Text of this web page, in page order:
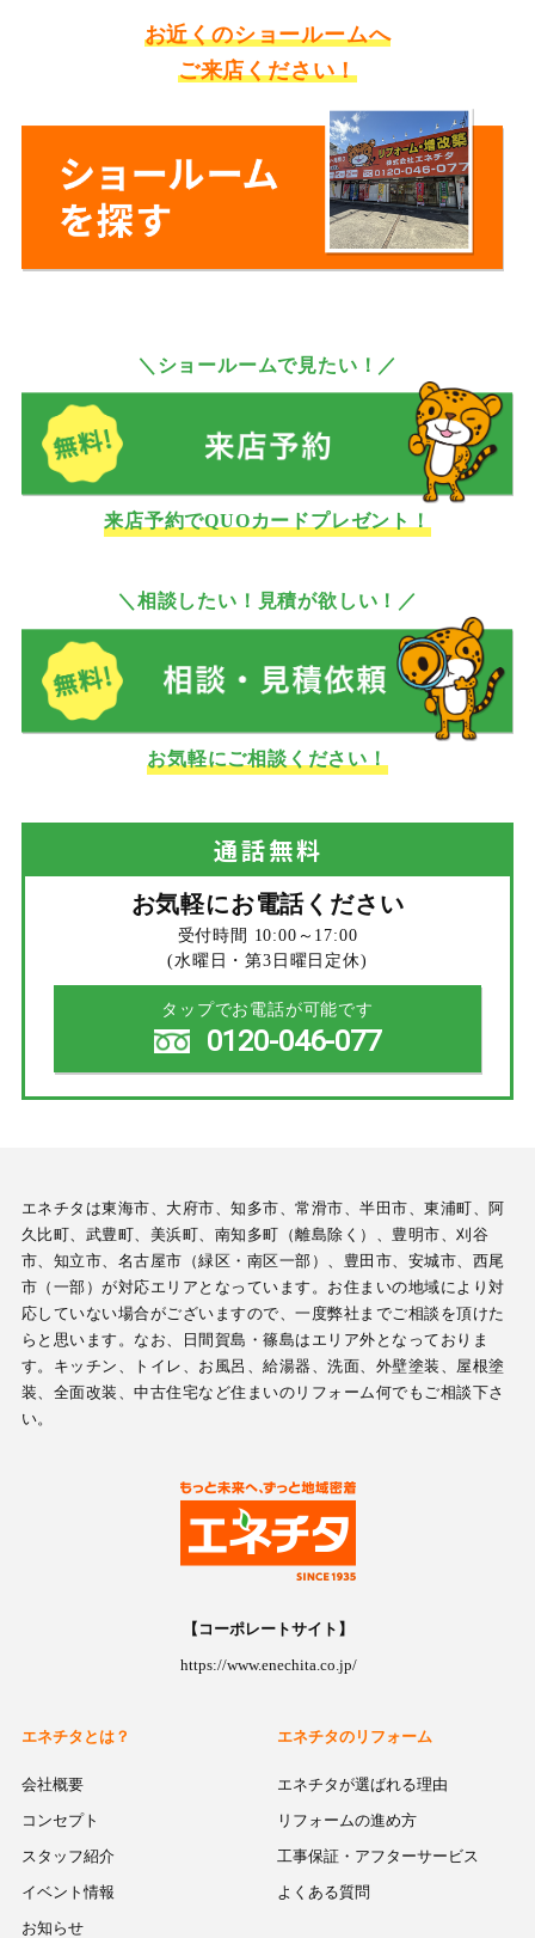
お近くのショールームへ
ご来店ください！
＼ショールームで見たい！／
来店予約でQUOカードプレゼント！
＼相談したい！見積が欲しい！／
お気軽にご相談ください！
通話無料
お気軽にお電話ください
受付時間 10:00～17:00
(水曜日・第3日曜日定休)
タップでお電話が可能です
0120-046-077
エネチタは東海市、大府市、知多市、常滑市、半田市、東浦町、阿
久比町、武豊町、美浜町、南知多町（離島除く）、豊明市、刈谷
市、知立市、名古屋市（緑区・南区一部）、豊田市、安城市、西尾
市（一部）が対応エリアとなっています。お住まいの地域により対
応していない場合がございますので、一度弊社までご相談を頂けた
らと思います。なお、日間賀島・篠島はエリア外となっておりま
す。キッチン、トイレ、お風呂、給湯器、洗面、外壁塗装、屋根塗
装、全面改装、中古住宅など住まいのリフォーム何でもご相談下さ
い。
【コーポレートサイト】
https://www.enechita.co.jp/
エネチタとは？
会社概要
コンセプト
スタッフ紹介
イベント情報
お知らせ
エネチタのリフォーム
エネチタが選ばれる理由
リフォームの進め方
工事保証・アフターサービス
よくある質問